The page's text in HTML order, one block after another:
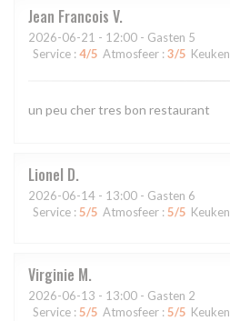
Jean Francois V
2026-06-21 - 12:00 - Gasten 5
Service : 4/5 Atmosfeer : 3/5 Keuken
un peu cher tres bon restaurant
Lionel D
2026-06-14 - 13:00 - Gasten 6
Service : 5/5 Atmosfeer : 5/5 Keuken
Virginie M
2026-06-13 - 13:00 - Gasten 2
Service : 5/5 Atmosfeer : 5/5 Keuken